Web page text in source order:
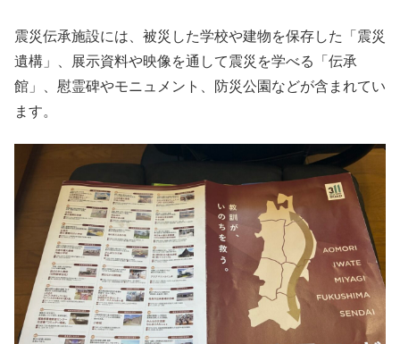
震災伝承施設には、被災した学校や建物を保存した「震災
遺構」、展示資料や映像を通して震災を学べる「伝承
館」、慰霊碑やモニュメント、防災公園などが含まれてい
ます。